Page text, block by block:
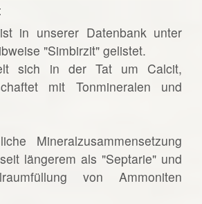
in unserer Datenbank unter
"Simbirzit" gelistet.
sich in der Tat um Calcit,
mit Tonmineralen und
Mineralzusammensetzung
längerem als "Septarie" und
von Ammoniten